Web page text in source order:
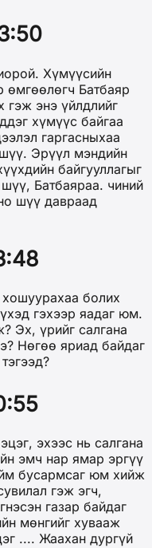
Хүмүүсийн
өмгөөлөгч Батбаяр
гэж энэ үйлдлийг
хүмүүс байгаа
гаргасныхаа
Эрүүл мэндийн
байгууллагыг
Батбаяраа. чиний
шүү давраад
болих
гэхээр яадаг юм.
Эх, үрийг салгана
Нөгөө яриад байдаг
эхээс нь салгана
эмч нар ямар эргүү
бусармсаг юм хийж
гэж эгч,
газар байдаг
мөнгийг хувааж
.... Жаахан дургүй